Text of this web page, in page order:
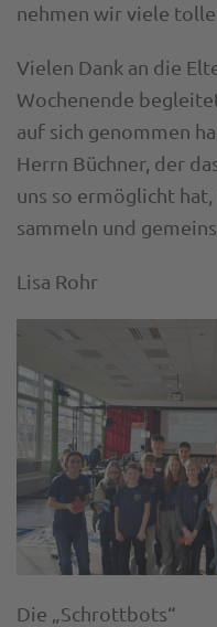
nehmen wir viele
Vielen Dank an die
Wochenende
auf sich genommen
Herrn Büchner, der
uns so ermöglicht
sammeln und
Lisa Rohr
Die „Schrottbots“